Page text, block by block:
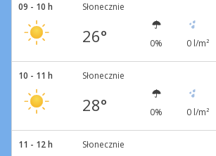
09 - 10 h Słonecznie
26° 0% 0 l/m²
10 - 11 h Słonecznie
28° 0% 0 l/m²
11 - 12 h Słonecznie